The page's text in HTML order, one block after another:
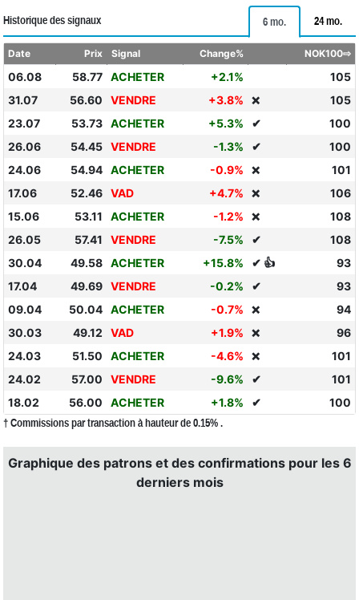
Historique des signaux 6 mo. 24 mo.
Date Prix Signal Change% NOK100⇨
06.08 58.77 ACHETER +2.1%
105
31.07
56.60 VENDRE +3.8% ❌
105
23.07
53.73 ACHETER +5.3% ✔
100
26.06
54.45 VENDRE -1.3% ✔
100
24.06
54.94 ACHETER -0.9% ❌
101
17.06
52.46 VAD +4.7% ❌
106
15.06
53.11 ACHETER -1.2% ❌
108
26.05
57.41 VENDRE -7.5% ✔
108
30.04
49.58 ACHETER +15.8% ✔ 👍
93
17.04
49.69 VENDRE -0.2% ✔
93
09.04
50.04 ACHETER -0.7% ❌
94
30.03
49.12 VAD +1.9% ❌
96
24.03
51.50 ACHETER -4.6% ❌
101
24.02
57.00 VENDRE -9.6% ✔
101
18.02
56.00 ACHETER +1.8% ✔ 100
† Commissions par transaction à hauteur de 0.15% .
Graphique des patrons et des confirmations pour les 6
derniers mois